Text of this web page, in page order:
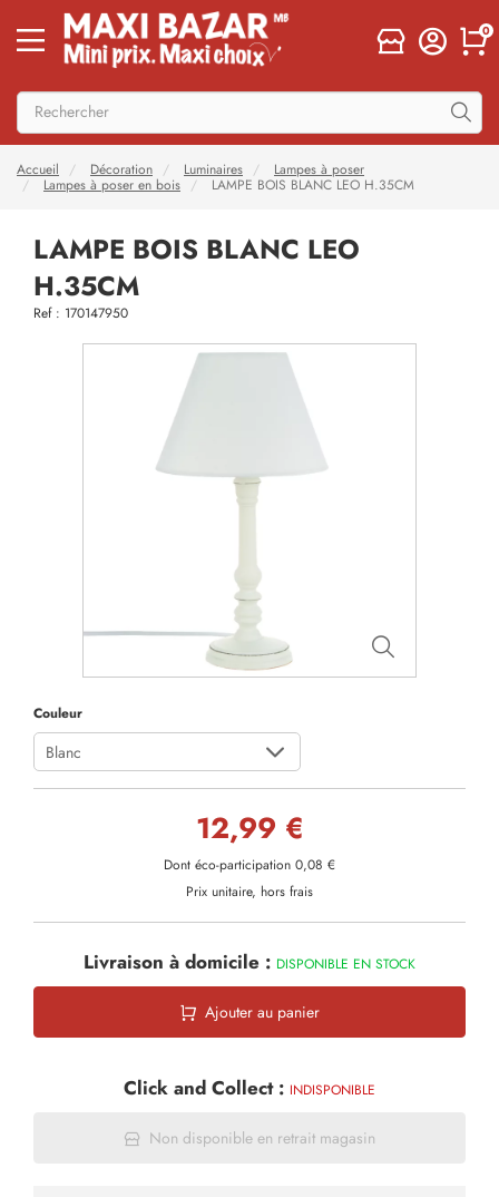
0
Accueil Décoration Luminaires
Lampes à poser
Lampes à poser en bois
LAMPE BOIS BLANC LEO H.35CM
LAMPE BOIS BLANC LEO
H.35CM
Ref : 170147950
Couleur
Blanc
12,99 €
Dont éco-participation 0,08 €
Prix unitaire, hors frais
Livraison à domicile : DISPONIBLE EN STOCK
Ajouter au panier
Click and Collect : INDISPONIBLE
Non disponible en retrait magasin